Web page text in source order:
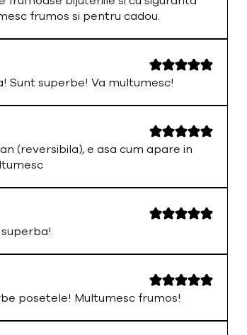
frumos si pentru cadou.
Sunt superbe! Va multumesc!
(reversibila), e asa cum apare in
posetele! Multumesc frumos!